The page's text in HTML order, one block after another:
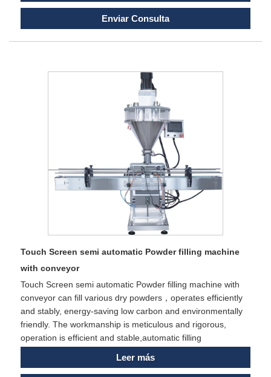
Enviar Consulta
Touch Screen semi automatic Powder filling machine
with conveyor
Touch Screen semi automatic Powder filling machine with
conveyor can fill various dry powders，operates efficiently
and stably, energy-saving low carbon and environmentally
friendly. The workmanship is meticulous and rigorous,
operation is efficient and stable,automatic filling
Leer más